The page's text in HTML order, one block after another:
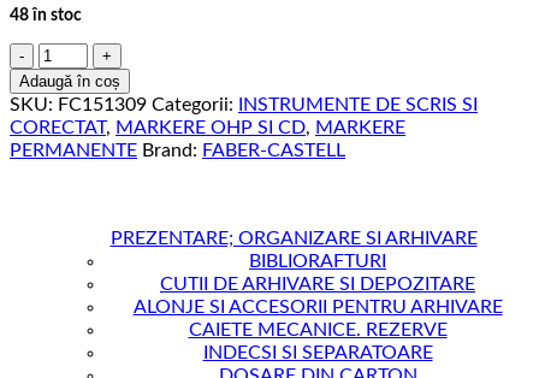
48 în stoc
Cantitate
MARKER
PERMANENT
SET
8
CASTELL
Adaugă în coș
SKU: FC151309 Categorii:
INSTRUMENTE DE SCRIS SI
CORECTAT, MARKERE OHP SI CD, MARKERE
PERMANENTE Brand: FABER-CASTELL
PREZENTARE; ORGANIZARE SI ARHIVARE
BIBLIORAFTURI
CUTII DE ARHIVARE SI DEPOZITARE
ALONJE SI ACCESORII PENTRU ARHIVARE
CAIETE MECANICE. REZERVE
INDECSI SI SEPARATOARE